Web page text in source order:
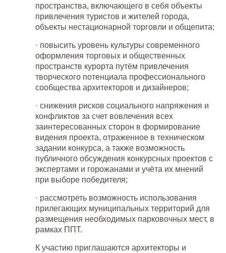
пространства, включающего в себя объекты
привлечения туристов и жителей города,
объекты нестационарной торговли и общепита;
· повысить уровень культуры современного
оформления торговых и общественных
пространств курорта путём привлечения
творческого потенциала профессионального
сообщества архитекторов и дизайнеров;
· снижения рисков социального напряжения и
конфликтов за счет вовлечения всех
заинтересованных сторон в формирование
видения проекта, отраженное в техническом
задании конкурса, а также возможность
публичного обсуждения конкурсных проектов с
экспертами и горожанами и учёта их мнений
при выборе победителя;
· рассмотреть возможность использования
прилегающих муниципальных территорий для
размещения необходимых парковочных мест, в
рамках ППТ.
К участию приглашаются архитекторы и